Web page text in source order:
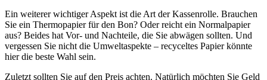
Ein weiterer wichtiger Aspekt ist die Art der Kassenrolle. Brauchen
Sie ein Thermopapier für den Bon? Oder reicht ein Normalpapier
aus? Beides hat Vor- und Nachteile, die Sie abwägen sollten. Und
vergessen Sie nicht die Umweltaspekte – recyceltes Papier könnte
hier die beste Wahl sein.
Zuletzt sollten Sie auf den Preis achten. Natürlich möchten Sie Geld